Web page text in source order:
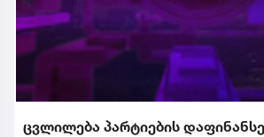
ცვლილება პარტიების